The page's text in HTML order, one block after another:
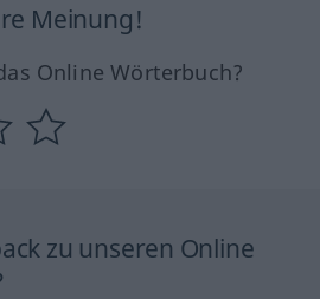
Meinung!
Online Wörterbuch?
zu unseren Online